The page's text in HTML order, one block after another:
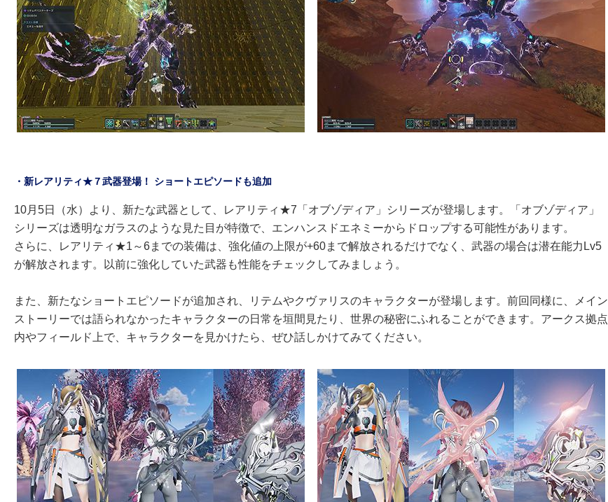
・新レアリティ★７武器登場！ ショートエピソードも追加
10月5日（水）より、新たな武器として、レアリティ★7「オブゾディア」シリーズが登場します。「オブゾディア」
シリーズは透明なガラスのような見た目が特徴で、エンハンスドエネミーからドロップする可能性があります。
さらに、レアリティ★1～6までの装備は、強化値の上限が+60まで解放されるだけでなく、武器の場合は潜在能力Lv5
が解放されます。以前に強化していた武器も性能をチェックしてみましょう。
また、新たなショートエピソードが追加され、リテムやクヴァリスのキャラクターが登場します。前回同様に、メイン
ストーリーでは語られなかったキャラクターの日常を垣間見たり、世界の秘密にふれることができます。アークス拠点
内やフィールド上で、キャラクターを見かけたら、ぜひ話しかけてみてください。